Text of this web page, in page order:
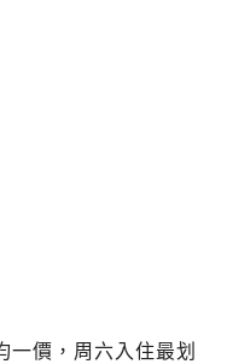
一價，周六入住最划